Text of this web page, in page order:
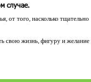
случае.
от того, насколько
свою жизнь, фигуру и желание